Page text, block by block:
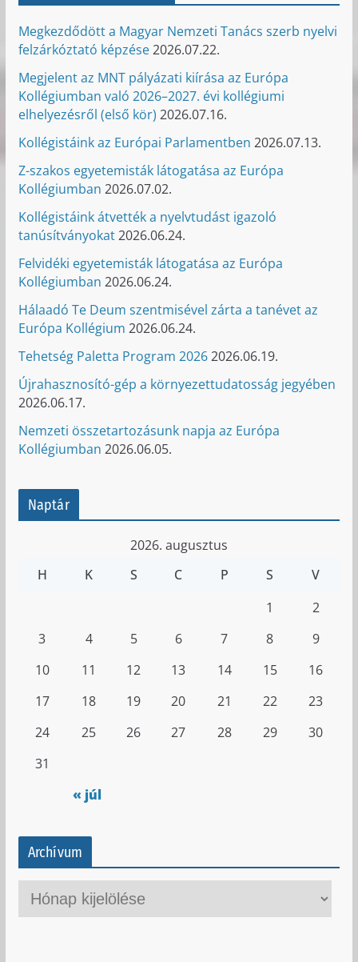
Megkezdődött a Magyar Nemzeti Tanács szerb nyelvi
felzárkóztató képzése2026.07.22.
Megjelent az MNT pályázati kiírása az Európa
Kollégiumban való 2026–2027. évi kollégiumi
elhelyezésről (első kör) 2026.07.16.
Kollégistáink az Európai Parlamentben 2026.07.13.
Z-szakos egyetemisták látogatása az Európa
Kollégiumban 2026.07.02.
Kollégistáink átvették a nyelvtudást igazoló
tanúsítványokat2026.06.24.
Felvidéki egyetemisták látogatása az Európa
Kollégiumban 2026.06.24.
Hálaadó Te Deum szentmisével zárta a tanévet az
Európa Kollégium 2026.06.24.
Tehetség Paletta Program 20262026.06.19.
Újrahasznosító-gép a környezettudatosság jegyében
2026.06.17.
Nemzeti összetartozásunk napja az Európa
Kollégiumban 2026.06.05.
Naptár
2026. augusztus
H
K S C P S V
« júl
1
2
3
4 5 6 7 8
9
10
11 12 13 14 15
16
17
18 19 20 21 22
23
24
25 26 27 28 29
30
31
Archívum
r